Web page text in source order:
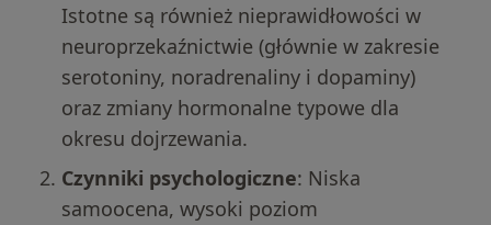
Istotne są również nieprawidłowości w
neuroprzekaźnictwie (głównie w zakresie
serotoniny, noradrenaliny i dopaminy)
oraz zmiany hormonalne typowe dla
okresu dojrzewania.
Czynniki psychologiczne: Niska
samoocena, wysoki poziom